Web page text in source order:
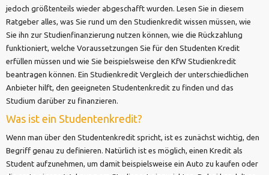
jedoch größtenteils wieder abgeschafft wurden. Lesen Sie in diesem
Ratgeber alles, was Sie rund um den Studienkredit wissen müssen, wie
Sie ihn zur Studienfinanzierung nutzen können, wie die Rückzahlung
funktioniert, welche Voraussetzungen Sie für den Studenten Kredit
erfüllen müssen und wie Sie beispielsweise den KfW Studienkredit
beantragen können. Ein Studienkredit Vergleich der unterschiedlichen
Anbieter hilft, den geeigneten Studentenkredit zu finden und das
Studium darüber zu finanzieren.
Was ist ein Studentenkredit?
Wenn man über den Studentenkredit spricht, ist es zunächst wichtig, den
Begriff genau zu definieren. Natürlich ist es möglich, einen Kredit als
Student aufzunehmen, um damit beispielsweise ein Auto zu kaufen oder